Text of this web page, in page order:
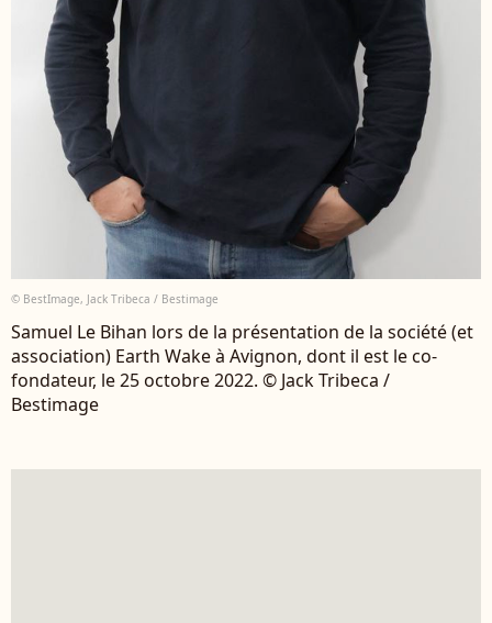
© BestImage, Jack Tribeca / Bestimage
Samuel Le Bihan lors de la présentation de la société (et
association) Earth Wake à Avignon, dont il est le co-
fondateur, le 25 octobre 2022. © Jack Tribeca /
Bestimage